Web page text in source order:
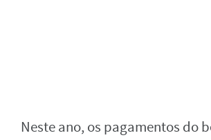
Neste ano, os pagamentos do